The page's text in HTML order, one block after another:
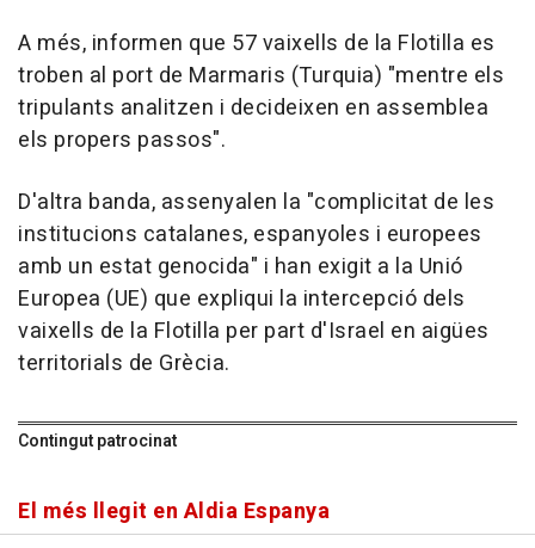
A més, informen que 57 vaixells de la Flotilla es
troben al port de Marmaris (Turquia) "mentre els
tripulants analitzen i decideixen en assemblea
els propers passos".
D'altra banda, assenyalen la "complicitat de les
institucions catalanes, espanyoles i europees
amb un estat genocida" i han exigit a la Unió
Europea (UE) que expliqui la intercepció dels
vaixells de la Flotilla per part d'Israel en aigües
territorials de Grècia.
Contingut patrocinat
El més llegit en Aldia Espanya